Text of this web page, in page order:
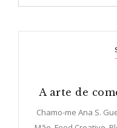
A arte de
Chamo-me Ana S.